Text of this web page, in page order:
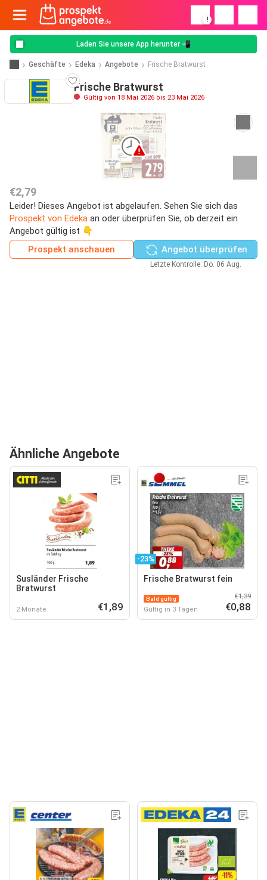
!
Laden Sie unsere App herunter 📲
Geschäfte Edeka Angebote Frische Bratwurst
Frische Bratwurst
Gültig von 18 Mai 2026 bis 23 Mai 2026
€2,79
Leider! Dieses Angebot ist abgelaufen. Sehen Sie sich das
Prospekt von Edeka an oder überprüfen Sie, ob derzeit ein
Angebot gültig ist 👇
Prospekt anschauen
Angebot überprüfen
Letzte Kontrolle: Do. 06 Aug.
Ähnliche Angebote
Susländer Frische
Bratwurst
2 Monate €1,89
-23%
Frische Bratwurst fein
Bald gültig
Gültig in 3 Tagen
€1,39
€0,88